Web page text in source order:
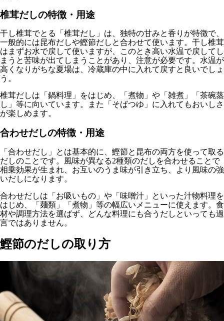
椎茸だしの特徴・用途
干し椎茸でとる「椎茸だし」は、独特の甘みと香りが特徴で、
一般的には昆布だしや鰹節だしと合わせて使います。干し椎茸
はまずお水で戻して使いますが、このとき高い水温で戻してし
まうと苦味が出てしまうことがあり、注意が必要です。水温が
高くなりがちな夏場は、冷蔵庫の中に入れて戻すと良いでしょ
う。
椎茸だしは「鍋料理」をはじめ、「煮物」や「雑煮」「茶碗蒸
し」等に向いています。また「そばつゆ」に入れてもおいしさ
が楽しめます。
合わせだしの特徴・用途
「合わせだし」とは基本的に、鰹節と昆布の両方を使って取る
だしのことです。風味が異なる2種類のだしを合わせることで
相乗効果が生まれ、お互いのうま味が引き立ち、より風味の強
いだしになります。
合わせだしは「お吸いもの」や「味噌汁」といった汁物料理を
はじめ、「麺類」「煮物」等の幅広いメニューに使えます。食
材や調理方法を選ばず、どんな料理にも合うだしといっても過
言ではありません。
鰹節のだしの取り方